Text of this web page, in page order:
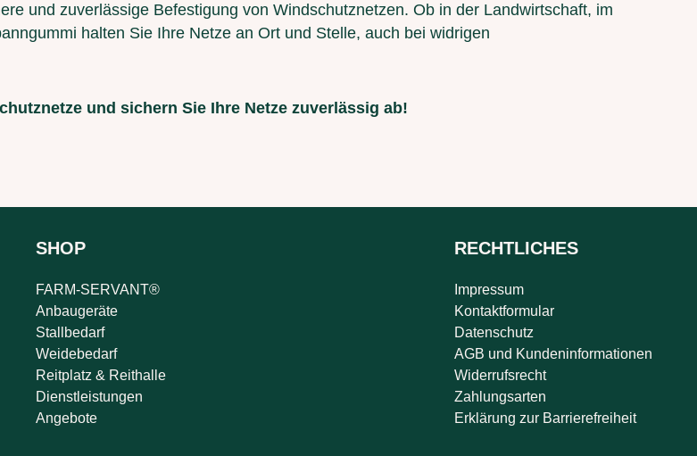
und zuverlässige Befestigung von Windschutznetzen. Ob in der Landwirtschaft, im
halten Sie Ihre Netze an Ort und Stelle, auch bei widrigen
und sichern Sie Ihre Netze zuverlässig ab!
SHOP
FARM-SERVANT®
Anbaugeräte
Stallbedarf
Weidebedarf
Reitplatz & Reithalle
Dienstleistungen
Angebote
RECHTLICHES
Impressum
Kontaktformular
Datenschutz
AGB und Kundeninformationen
Widerrufsrecht
Zahlungsarten
Erklärung zur Barrierefreiheit